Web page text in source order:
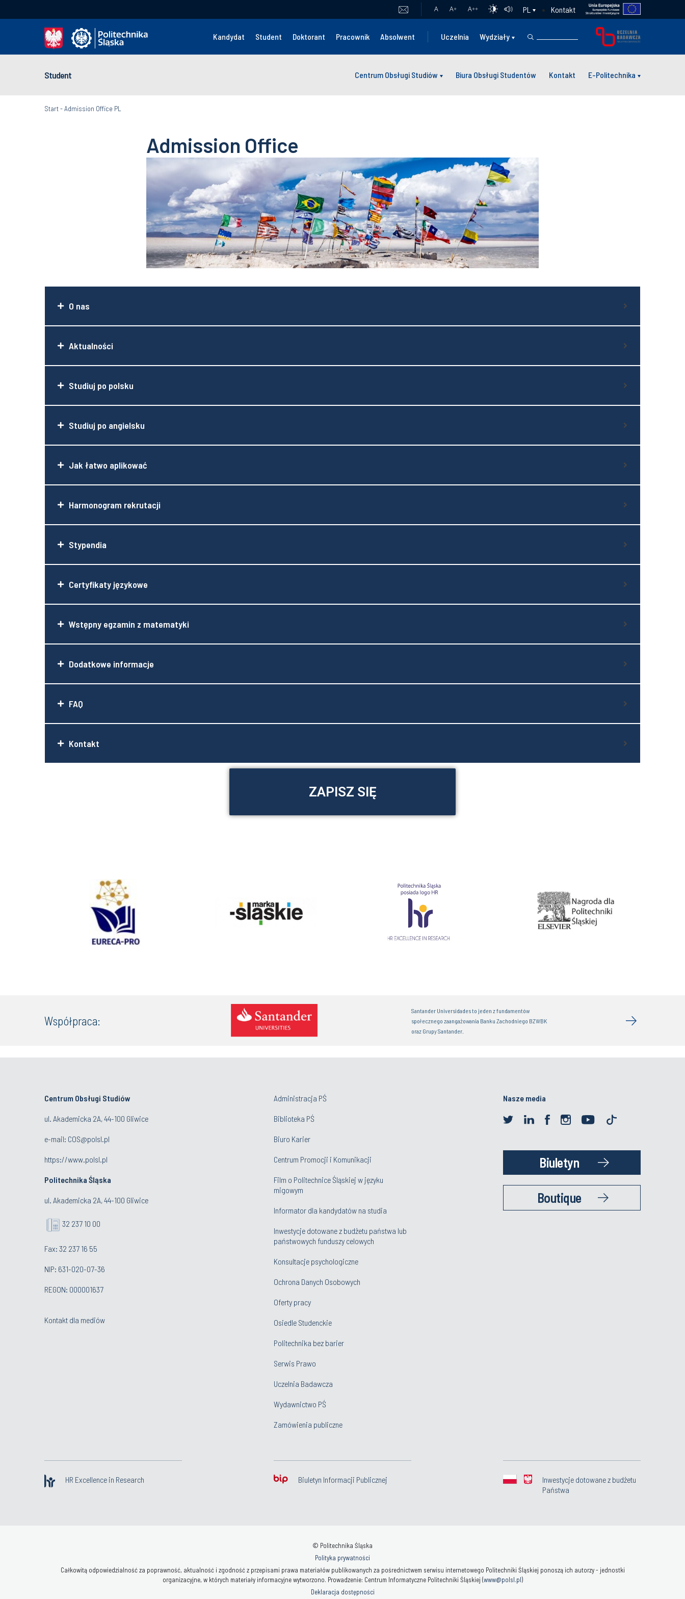
A A+ A++ PL Kontakt
Kandydat Student Doktorant Pracownik Absolwent Uczelnia Wydziały
Student Centrum Obsługi Studiów Biura Obsługi Studentów Kontakt E-Politechnika
Start-Admission Office PL
Admission Office
O nas
Aktualności
Studiuj po polsku
Studiuj po angielsku
Jak łatwo aplikować
Harmonogram rekrutacji
Stypendia
Certyfikaty językowe
Wstępny egzamin z matematyki
Dodatkowe informacje
FAQ
Kontakt
ZAPISZ SIĘ
Współpraca:
Santander Universidades to jeden z fundamentów
społecznego zaangażowania Banku Zachodniego BZWBK
oraz Grupy Santander.
Centrum Obsługi Studiów
ul. Akademicka 2A, 44-100 Gliwice
e-mail: COS@polsl.pl
https://www.polsl.pl
Politechnika Śląska
ul. Akademicka 2A, 44-100 Gliwice
32 237 10 00
Fax: 32 237 16 55
NIP: 631-020-07-36
REGON: 000001637
Kontakt dla mediów
Administracja PŚ
Biblioteka PŚ
Biuro Karier
Centrum Promocji i Komunikacji
Film o Politechnice Śląskiej w języku
migowym
Informator dla kandydatów na studia
Inwestycje dotowane z budżetu państwa lub
państwowych funduszy celowych
Konsultacje psychologiczne
Ochrona Danych Osobowych
Oferty pracy
Osiedle Studenckie
Politechnika bez barier
Serwis Prawo
Uczelnia Badawcza
Wydawnictwo PŚ
Zamówienia publiczne
Nasze media
Biuletyn
Boutique
HR Excellence in Research Biuletyn Informacji Publicznej
Inwestycje dotowane z budżetu
Państwa
© Politechnika Śląska
Polityka prywatności
Całkowitą odpowiedzialność za poprawność, aktualność i zgodność z przepisami prawa materiałów publikowanych za pośrednictwem serwisu internetowego Politechniki Śląskiej ponoszą ich autorzy - jednostki
organizacyjne, w których materiały informacyjne wytworzono. Prowadzenie: Centrum Informatyczne Politechniki Śląskiej (www@polsl.pl)
Deklaracja dostępności